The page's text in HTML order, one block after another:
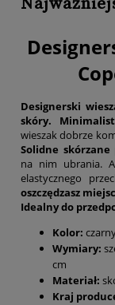
Designerski
skóry.
wieszak dobrze
Solidne skórzane
na nim ubrania.
elastycznego
oszczędzasz
Idealny do
Kolor:
Wymiary:
cm
Materiał:
Kraj